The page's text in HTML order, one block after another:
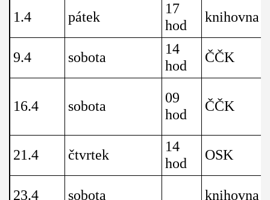
1.4 pátek
17
hod
knihovna
9.4 sobota
14
hod
ČČK
16.4 sobota
09
hod
ČČK
21.4 čtvrtek
14
hod
OSK
23.4 sobota knihovna